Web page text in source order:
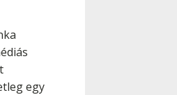
egy